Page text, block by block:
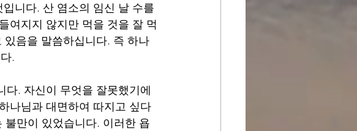
니다. 산 염소의 임신 날 수를
여지지 않지만 먹을 것을 잘 먹
음을 말씀하십니다. 즉 하나
.
다. 자신이 무엇을 잘못했기에
나님과 대면하여 따지고 싶다
만이 있었습니다. 이러한 욥